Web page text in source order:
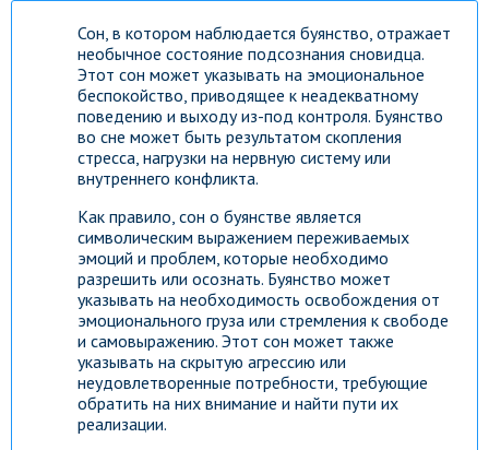
Сон, в котором наблюдается буянство, отражает
необычное состояние подсознания сновидца.
Этот сон может указывать на эмоциональное
беспокойство, приводящее к неадекватному
поведению и выходу из-под контроля. Буянство
во сне может быть результатом скопления
стресса, нагрузки на нервную систему или
внутреннего конфликта.
Как правило, сон о буянстве является
символическим выражением переживаемых
эмоций и проблем, которые необходимо
разрешить или осознать. Буянство может
указывать на необходимость освобождения от
эмоционального груза или стремления к свободе
и самовыражению. Этот сон может также
указывать на скрытую агрессию или
неудовлетворенные потребности, требующие
обратить на них внимание и найти пути их
реализации.